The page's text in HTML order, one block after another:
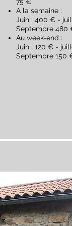
A la semaine :
Juin : 400 € -
Septembre 480
Au week-end :
Juin : 120 € -
Septembre 150